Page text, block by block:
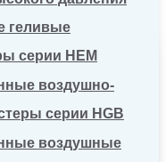
геливые
серии HEM
воздушно-
серии HGB
воздушные